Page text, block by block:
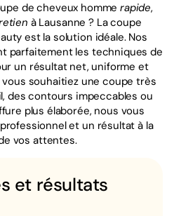
de cheveux hommerapide,
à Lausanne ? La coupe
est la solution idéale. Nos
parfaitement les techniques de
un résultat net, uniforme et
souhaitiez une coupe très
des contours impeccables ou
plus élaborée, nous vous
et un résultat à la
vos attentes.
et résultats